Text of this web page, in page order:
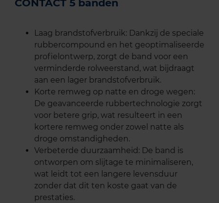
CONTACT 5 banden
Laag brandstofverbruik: Dankzij de speciale
rubbercompound en het geoptimaliseerde
profielontwerp, zorgt de band voor een
verminderde rolweerstand, wat bijdraagt
aan een lager brandstofverbruik.
Korte remweg op natte en droge wegen:
De geavanceerde rubbertechnologie zorgt
voor betere grip, wat resulteert in een
kortere remweg onder zowel natte als
droge omstandigheden.
Verbeterde duurzaamheid: De band is
ontworpen om slijtage te minimaliseren,
wat leidt tot een langere levensduur
zonder dat dit ten koste gaat van de
prestaties.